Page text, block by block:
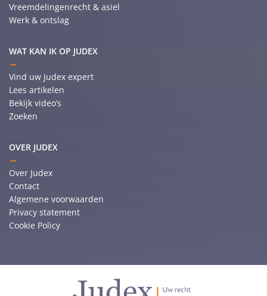
Vreemdelingenrecht & asiel
Werk & ontslag
WAT KAN IK OP JUDEX
Vind uw Judex expert
Lees artikelen
Bekijk video’s
Zoeken
OVER JUDEX
Over Judex
Contact
Algemene voorwaarden
Privacy statement
Cookie Policy